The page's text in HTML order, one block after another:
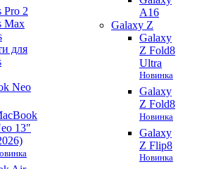
Pro 2
Max
для
Neo
13"
A16
Galaxy Z
Galaxy
Z Fold8
Ultra
Новинка
Galaxy
Z Fold8
Новинка
Galaxy
Z Flip8
Новинка